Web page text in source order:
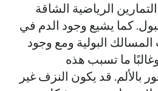
الرياضية الشاقة
كما يشيع وجود الدم في
المسالك البولية ومع وجود
ما تسبب هذه
بالألم. قد يكون النزف غير